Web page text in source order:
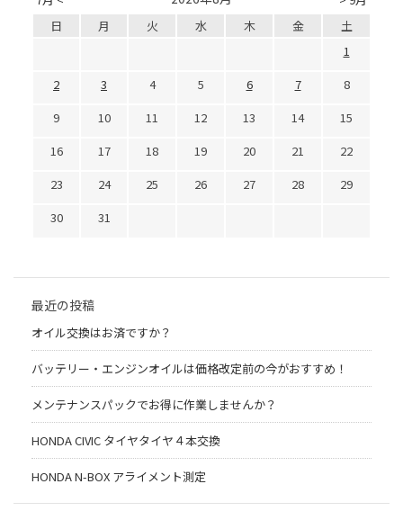
日 月 火 水 木 金
土
1
2
3 4 5 6 7
8
9
10 11 12 13 14
15
16
17 18 19 20 21
22
23
24 25 26 27 28
29
30
31
最近の投稿
オイル交換はお済ですか？
バッテリー・エンジンオイルは価格改定前の今がおすすめ！
メンテナンスパックでお得に作業しませんか？
HONDA CIVIC タイヤタイヤ４本交換
HONDA N-BOX アライメント測定